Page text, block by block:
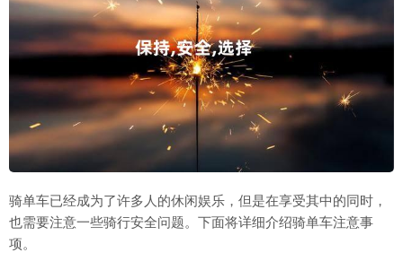
骑单车已经成为了许多人的休闲娱乐，但是在享受其中的同时，
也需要注意一些骑行安全问题。下面将详细介绍骑单车注意事
项。